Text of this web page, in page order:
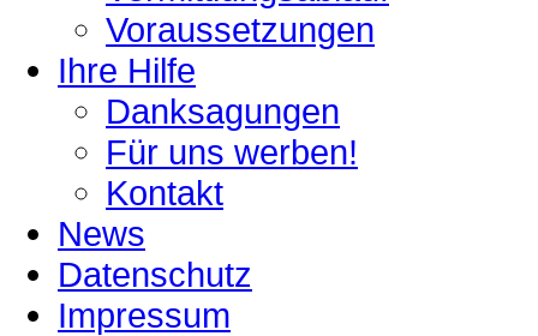
Voraussetzungen
Ihre Hilfe
Danksagungen
Für uns werben!
Kontakt
News
Datenschutz
Impressum